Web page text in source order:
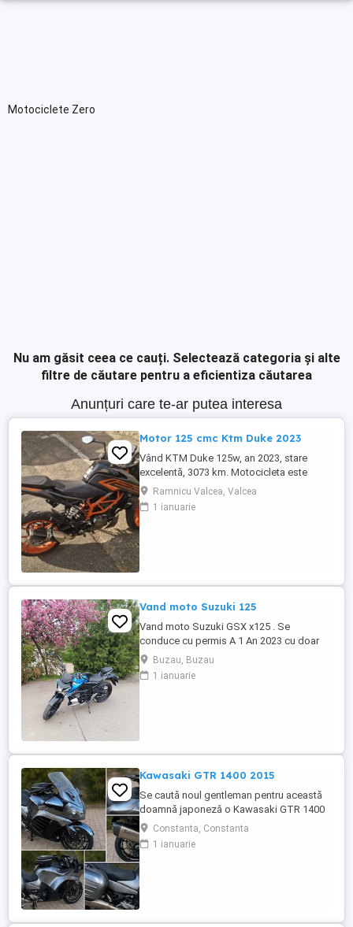
Motociclete Zero
Nu am găsit ceea ce cauți. Selectează categoria și alte
filtre de căutare pentru a eficientiza căutarea
Anunțuri care te-ar putea interesa
Motor 125 cmc Ktm Duke 2023
Vând KTM Duke 125w, an 2023, stare
excelentă, 3073 km. Motocicleta este
ideală pentru începători sau pentru oraș.
Fără daune, lovituri!
Ramnicu Valcea, Valcea
1 ianuarie
Vand moto Suzuki 125
Vand moto Suzuki GSX x125 . Se
conduce cu permis A 1 An 2023 cu doar
5000km Stare impecabila , fara cazaturi
ITP valabil pana in noiembrie 2027 Revizii
si schimb de ulei in service autorizat
Buzau, Buzau
1 ianuarie
Kawasaki GTR 1400 2015
Se caută noul gentleman pentru această
doamnă japoneză o Kawasaki GTR 1400
care încă întoarce priviri și iubește
kilometrii. A fost răsfățată, întreținută la
timp și tratată cu respect. O dau doar
Constanta, Constanta
1 ianuarie